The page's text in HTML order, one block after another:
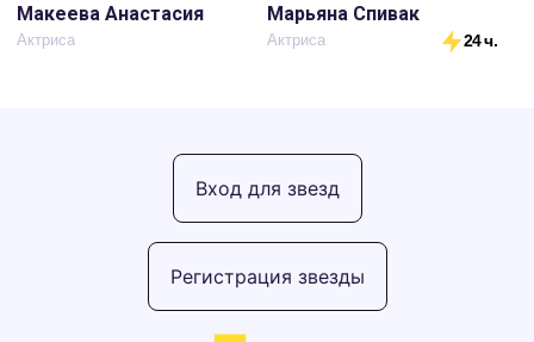
Макеева Анастасия
Актриса
Марьяна Спивак
Актриса 24 ч.
Регистрация звезды
Вход для звезд